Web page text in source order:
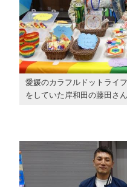
愛媛のカラフルドットライ
をしていた岸和田の藤田さ